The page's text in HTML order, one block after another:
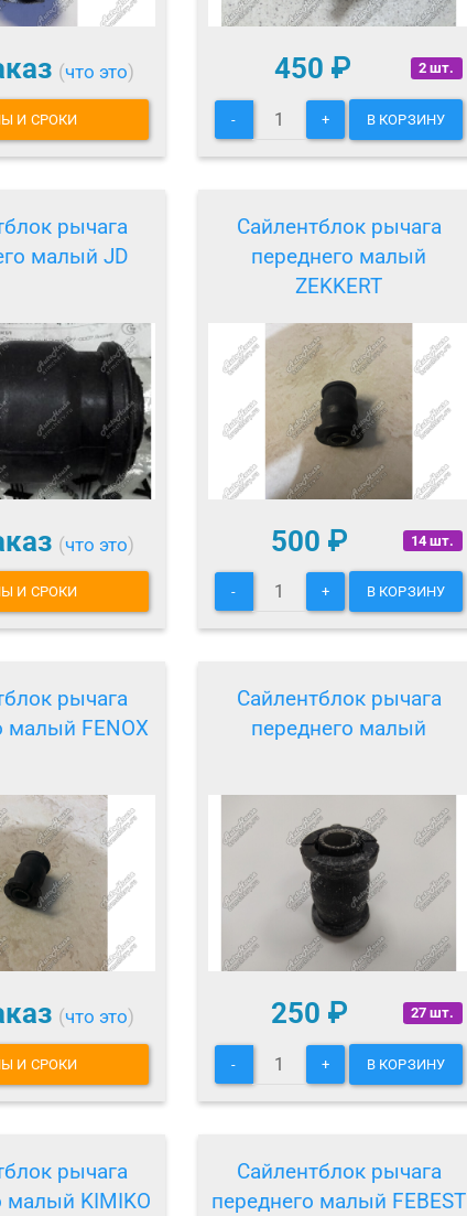
(что это)
И СРОКИ
2 шт.
450 ₽
- + В КОРЗИНУ
рычага
малый JD
(что это)
И СРОКИ
Сайлентблок рычага
переднего малый
ZEKKERT
14 шт.
500 ₽
- + В КОРЗИНУ
рычага
малый FENOX
(что это)
И СРОКИ
Сайлентблок рычага
переднего малый
27 шт.
250 ₽
- + В КОРЗИНУ
рычага
малый KIMIKO
Сайлентблок рычага
переднего малый FEBEST